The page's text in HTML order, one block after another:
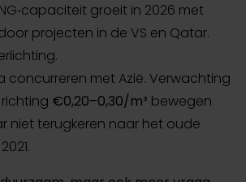
groeit in 2026 met
projecten in de VS en Qatar.
concurreren met Azië. Verwachting
€0,20–0,30/m³ bewegen
niet terugkeren naar het oude